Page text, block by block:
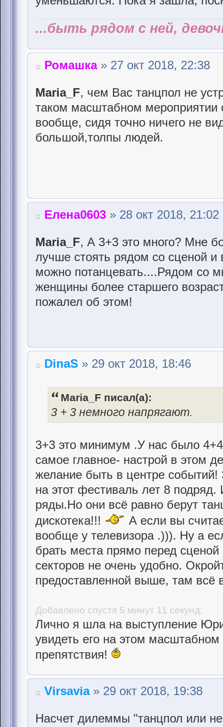
...быть рядом с ней,
Ромашка» 27 окт 2018, 22:38
Maria_F, чем Вас танцпол не
таком масштабном мероприятии
вообще, сидя точно ничего не
большой,толпы людей.
Елена0603 » 28 окт 2018, 21:02
Maria_F, А 3+3 это много? Мне
лучше стоять рядом со сценой и
можно потанцевать....Рядом со
женщины более старшего
пожалел об этом!
DinaS » 29 окт 2018, 18:46
Maria_F писал(а):
3 + 3 немного напрягают.
3+3 это минимум .У нас было
самое главное- настрой в этом
желание быть в центре
на этот фестиваль лет 8
ряды.Но они всё равно берут
дискотека!!!
А если вы
вообще у телевизора .))). Ну а
брать места прямо перед
секторов не очень удобно.
предоставленной выше, там всё
Добавлено спустя 5 минут 11 секунд:
Лично я шла на выступление
увидеть его на этом
препятствия!
Virsavia» 29 окт 2018, 19:38
Насчет дилеммы "танцпол или